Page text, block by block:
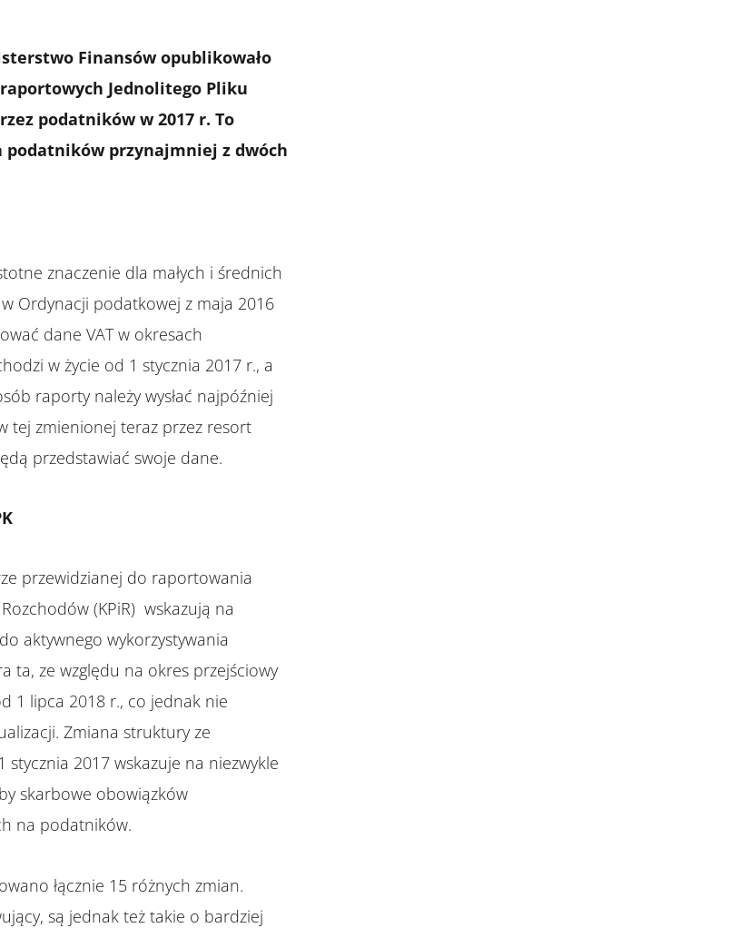
Finansów opublikowało
Jednolitego Pliku
podatników w 2017 r. To
podatników przynajmniej z dwóch
znaczenie dla małych i średnich
Ordynacji podatkowej z maja 2016
dane VAT w okresach
w życie od 1 stycznia 2017 r., a
raporty należy wysłać najpóźniej
tej zmienionej teraz przez resort
przedstawiać swoje dane.
przewidzianej do raportowania
(KPiR) wskazują na
aktywnego wykorzystywania
ta, ze względu na okres przejściowy
1 lipca 2018 r., co jednak nie
Zmiana struktury ze
2017 wskazuje na niezwykle
skarbowe obowiązków
na podatników.
łącznie 15 różnych zmian.
są jednak też takie o bardziej